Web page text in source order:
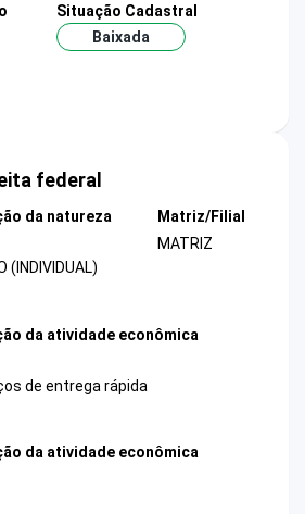
Situação Cadastral
Baixada
federal
da natureza
(INDIVIDUAL)
Matriz/Filial
MATRIZ
da atividade econômica
de entrega rápida
da atividade econômica